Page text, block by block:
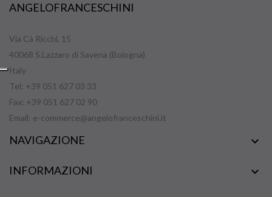
ANGELOFRANCESCHINI
Via Cà Ricchi, 15
40068 S.Lazzaro di Savena (Bologna)
Italy
Tel: +39 051 627 03 33
Fax: +39 051 627 02 90
Email: e-commerce@angelofranceschini.it
NAVIGAZIONE 
INFORMAZIONI 